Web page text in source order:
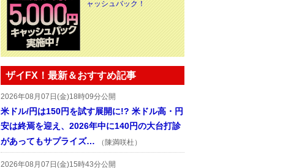
ャッシュバック！
ザイFX！最新＆おすすめ記事
2026年08月07日(金)18時09分公開
米ドル/円は150円を試す展開に!? 米ドル高・円
安は終焉を迎え、2026年中に140円の大台打診
があってもサプライズ…
（陳満咲杜）
2026年08月07日(金)15時43分公開